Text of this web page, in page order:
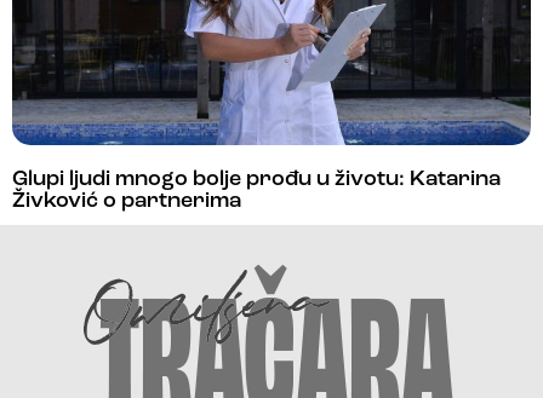
Glupi ljudi mnogo bolje prođu u životu: Katarina
Živković o partnerima